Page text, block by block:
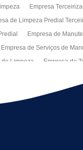
Empresa
de Limpeza Predial
Empresa de
Empresa de Serviços de
de Limpeza
Empresa de
Empresas de
Limpeza
de Limpeza Predial